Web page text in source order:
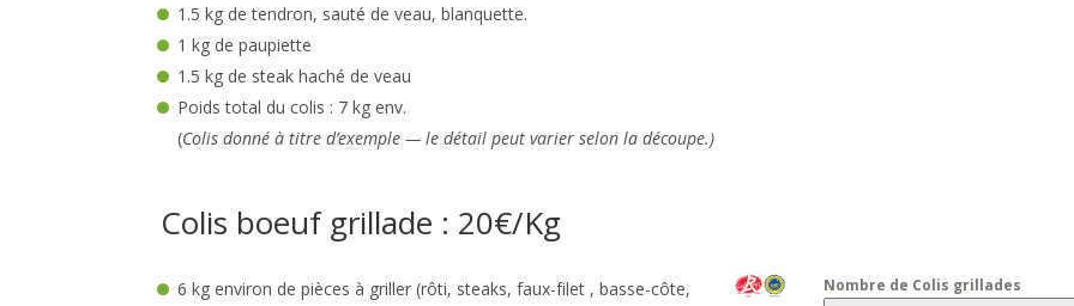
1.5 kg de tendron, sauté de veau, blanquette.
1 kg de paupiette
1.5 kg de steak haché de veau
Poids total du colis : 7 kg env.
(Colis donné à titre d’exemple — le détail peut varier selon la découpe.)
Colis boeuf grillade : 20€/Kg
6 kg environ de pièces à griller (rôti, steaks, faux-filet , basse-côte,
Nombre de Colis grillades